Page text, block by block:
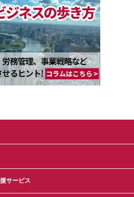
サービス